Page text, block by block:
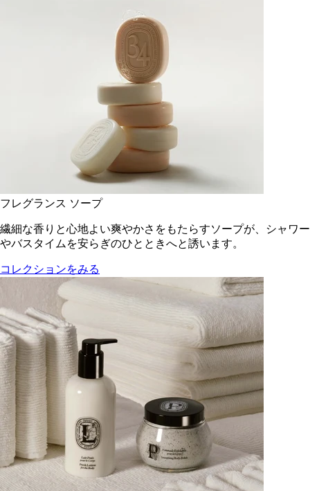
フレグランス ソープ
繊細な香りと心地よい爽やかさをもたらすソープが、シャワー
やバスタイムを安らぎのひとときへと誘います。
コレクションをみる